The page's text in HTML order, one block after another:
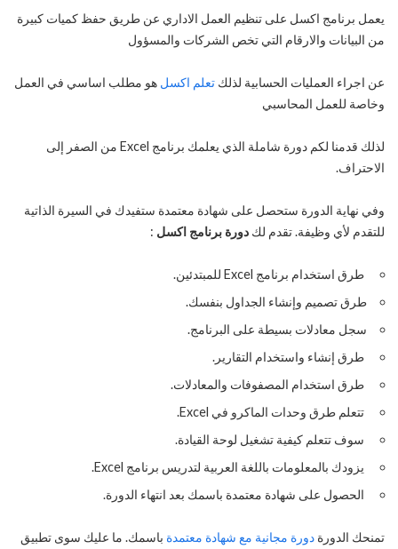
يعمل برنامج اكسل على تنظيم العمل الاداري عن طريق حفظ كميات كبيرة
من البيانات والارقام التي تخص الشركات والمسؤول
عن اجراء العمليات الحسابية لذلك تعلم اكسل هو مطلب اساسي في العمل
وخاصة للعمل المحاسبي
لذلك قدمنا ​​لكم دورة شاملة الذي يعلمك برنامج Excel من الصفر إلى
الاحتراف.
وفي نهاية الدورة ستحصل على شهادة معتمدة ستفيدك في السيرة الذاتية
للتقدم لأي وظيفة. تقدم لك دورة برنامج اكسل :
طرق استخدام برنامج Excel للمبتدئين.
طرق تصميم وإنشاء الجداول بنفسك.
سجل معادلات بسيطة على البرنامج.
طرق إنشاء واستخدام التقارير.
طرق استخدام المصفوفات والمعادلات.
تتعلم طرق وحدات الماكرو في Excel.
سوف تتعلم كيفية تشغيل لوحة القيادة.
يزودك بالمعلومات باللغة العربية لتدريس برنامج Excel.
الحصول على شهادة معتمدة باسمك بعد انتهاء الدورة.
تمنحك الدورة دورة مجانية مع شهادة معتمدة باسمك. ما عليك سوى تطبيق